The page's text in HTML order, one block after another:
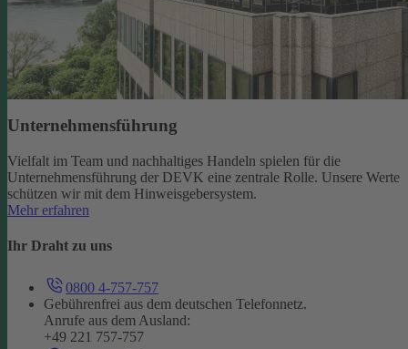
Unternehmensführung
Vielfalt im Team und nachhaltiges Handeln spielen für die
Unternehmensführung der DEVK eine zentrale Rolle. Unsere Werte
schützen wir mit dem Hinweisgebersystem.
Mehr erfahren
Ihr Draht zu uns
0800 4-757-757
Gebührenfrei aus dem deutschen Telefonnetz.
Anrufe aus dem Ausland:
+49 221 757-757